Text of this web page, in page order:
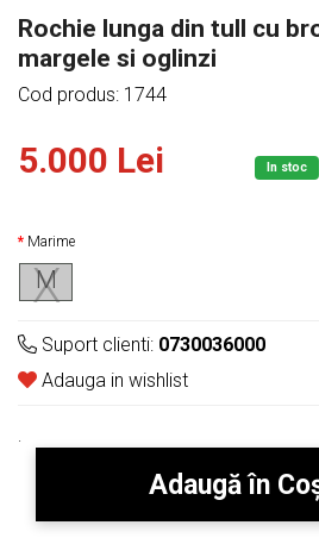
Rochie lunga din tull cu
margele si oglinzi
Cod produs: 1744
5.000 Lei In stoc
Marime
M
Suport clienti: 0730036000
Adauga in wishlist
Adaugă în